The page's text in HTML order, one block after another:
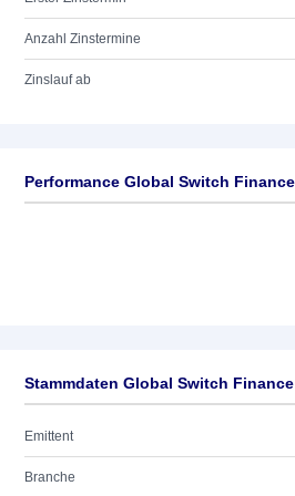
Anzahl Zinstermine
Zinslauf ab
Performance Global Switch Finance
Stammdaten Global Switch Finance
Emittent
Branche